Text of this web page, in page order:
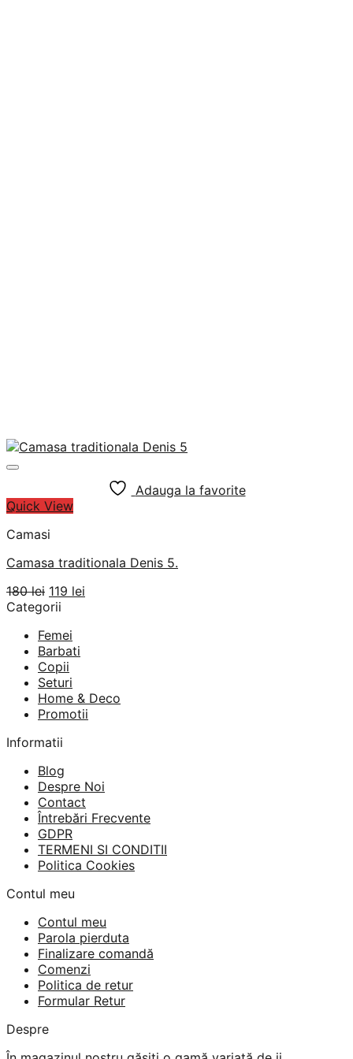
Adauga la favorite
Quick View
Camasi
Camasa traditionala Denis 5.
180lei Prețul
inițial
fost:
180 lei.
119 lei
Categorii
Femei
Barbati
Copii
Seturi
Home & Deco
Promotii
Informatii
Blog
Despre Noi
Contact
Întrebări Frecvente
GDPR
TERMENI SI CONDITII
Politica Cookies
Contul meu
Contul meu
Parola pierduta
Finalizare comandă
Comenzi
Politica de retur
Formular Retur
Despre